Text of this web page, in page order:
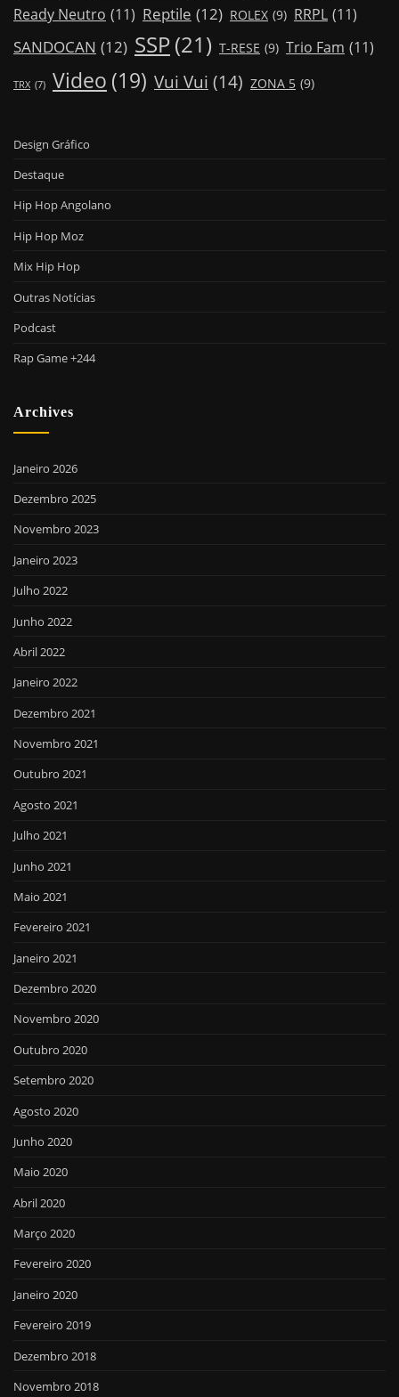
Ready Neutro (11) Reptile (12) ROLEX (9) RRPL (11)
SANDOCAN (12) SSP(21) T-RESE (9) Trio Fam (11)
TRX (7) Video (19) Vui Vui (14) ZONA 5 (9)
Design Gráfico
Destaque
Hip Hop Angolano
Hip Hop Moz
Mix Hip Hop
Outras Notícias
Podcast
Rap Game +244
Archives
Janeiro 2026
Dezembro 2025
Novembro 2023
Janeiro 2023
Julho 2022
Junho 2022
Abril 2022
Janeiro 2022
Dezembro 2021
Novembro 2021
Outubro 2021
Agosto 2021
Julho 2021
Junho 2021
Maio 2021
Fevereiro 2021
Janeiro 2021
Dezembro 2020
Novembro 2020
Outubro 2020
Setembro 2020
Agosto 2020
Junho 2020
Maio 2020
Abril 2020
Março 2020
Fevereiro 2020
Janeiro 2020
Fevereiro 2019
Dezembro 2018
Novembro 2018